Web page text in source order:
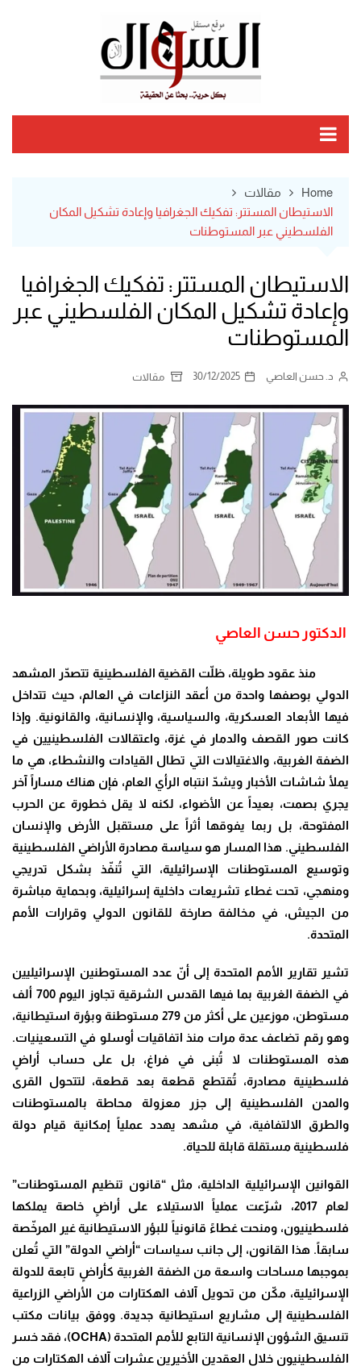
Home
مقالات
الاستيطان المستتر: تفكيك الجغرافيا وإعادة تشكيل المكان
الفلسطيني عبر المستوطنات
الاستيطان المستتر: تفكيك الجغرافيا
وإعادة تشكيل المكان الفلسطيني عبر
المستوطنات
د. حسن العاصي 30/12/2025 مقالات
الدكتور حسن العاصي
منذ عقود طويلة، ظلّت القضية الفلسطينية تتصدّر المشهد
الدولي بوصفها واحدة من أعقد النزاعات في العالم، حيث تتداخل
فيها الأبعاد العسكرية، والسياسية، والإنسانية، والقانونية. وإذا
كانت صور القصف والدمار في غزة، واعتقالات الفلسطينيين في
الضفة الغربية، والاغتيالات التي تطال القيادات والنشطاء، هي ما
يملأ شاشات الأخبار ويشدّ انتباه الرأي العام، فإن هناك مساراً آخر
يجري بصمت، بعيداً عن الأضواء، لكنه لا يقل خطورة عن الحرب
المفتوحة، بل ربما يفوقها أثراً على مستقبل الأرض والإنسان
الفلسطيني. هذا المسار هو سياسة مصادرة الأراضي الفلسطينية
وتوسيع المستوطنات الإسرائيلية، التي تُنفّذ بشكل تدريجي
ومنهجي، تحت غطاء تشريعات داخلية إسرائيلية، وبحماية مباشرة
من الجيش، في مخالفة صارخة للقانون الدولي وقرارات الأمم
المتحدة.
تشير تقارير الأمم المتحدة إلى أنّ عدد المستوطنين الإسرائيليين
في الضفة الغربية بما فيها القدس الشرقية تجاوز اليوم 700 ألف
مستوطن، موزعين على أكثر من 279 مستوطنة وبؤرة استيطانية،
وهو رقم تضاعف عدة مرات منذ اتفاقيات أوسلو في التسعينيات.
هذه المستوطنات لا تُبنى في فراغ، بل على حساب أراضٍ
فلسطينية مصادرة، تُقتطع قطعة بعد قطعة، لتتحول القرى
والمدن الفلسطينية إلى جزر معزولة محاطة بالمستوطنات
والطرق الالتفافية، في مشهد يهدد عملياً إمكانية قيام دولة
فلسطينية مستقلة قابلة للحياة.
القوانين الإسرائيلية الداخلية، مثل “قانون تنظيم المستوطنات”
لعام 2017، شرّعت عملياً الاستيلاء على أراضٍ خاصة يملكها
فلسطينيون، ومنحت غطاءً قانونياً للبؤر الاستيطانية غير المرخّصة
سابقاً. هذا القانون، إلى جانب سياسات “أراضي الدولة” التي تُعلن
بموجبها مساحات واسعة من الضفة الغربية كأراضٍ تابعة للدولة
الإسرائيلية، مكّن من تحويل آلاف الهكتارات من الأراضي الزراعية
الفلسطينية إلى مشاريع استيطانية جديدة. ووفق بيانات مكتب
تنسيق الشؤون الإنسانية التابع للأمم المتحدة (OCHA)، فقد خسر
الفلسطينيون خلال العقدين الأخيرين عشرات آلاف الهكتارات من